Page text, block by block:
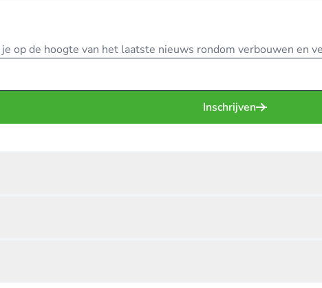
op de hoogte van het laatste nieuws rondom verbouwen en
Inschrijven